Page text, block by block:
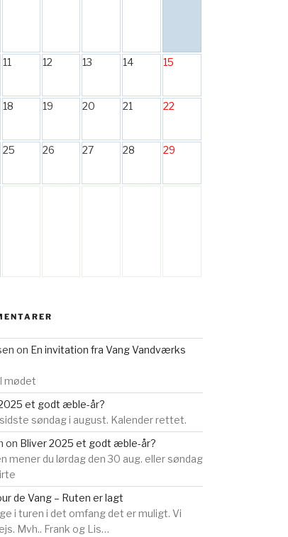
11 12 13 14 15
18 19 20 21 22
25 26 27 28 29
on En invitation fra Vang Vandværks
mødet
et godt æble-år?
søndag i august. Kalender rettet.
on Bliver 2025 et godt æble-år?
mener du lørdag den 30 aug. eller søndag
de Vang – Ruten er lagt
i turen i det omfang det er muligt. Vi
Mvh.. Frank og Lis…